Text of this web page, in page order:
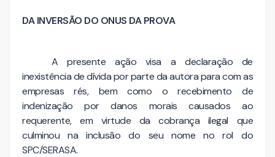
DA INVERSÃO DO ONUS DA PROVA
A presente ação visa a declaração de
inexistência de dívida por parte da autora para com as
empresas rés, bem como o recebimento de
indenização por danos morais causados ao
requerente, em virtude da cobrança ilegal que
culminou na inclusão do seu nome no rol do
SPC/SERASA.